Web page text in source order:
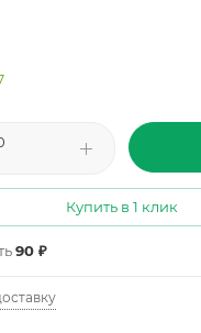
Купить в 1 клик
90 ₽